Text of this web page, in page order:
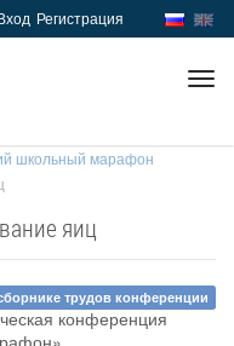
Регистрация
школьный марафон
яиц
трудов конференции